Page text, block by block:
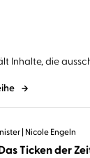
Inhalte, die
Nicole Engeln
Ticken der